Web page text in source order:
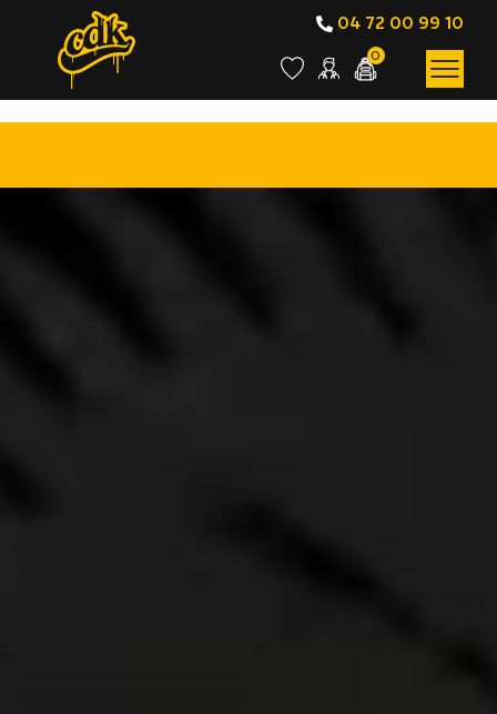
04 72 00 99 10
0